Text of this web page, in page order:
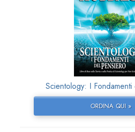
Scientology: I
ORDINA QUI »